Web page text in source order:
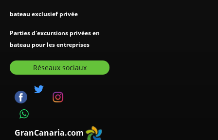
bateau exclusief privée
Parties d'excursions privées en
bateau pour les entreprises
Réseaux sociaux
GranCanaria.com